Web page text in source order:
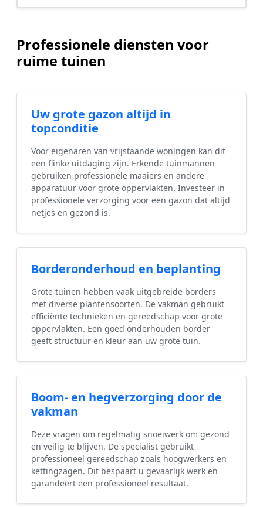
Professionele diensten voor
ruime tuinen
Uw grote gazon altijd in
topconditie
Voor eigenaren van vrijstaande woningen kan dit
een flinke uitdaging zijn. Erkende tuinmannen
gebruiken professionele maaiers en andere
apparatuur voor grote oppervlakten. Investeer in
professionele verzorging voor een gazon dat altijd
netjes en gezond is.
Borderonderhoud en beplanting
Grote tuinen hebben vaak uitgebreide borders
met diverse plantensoorten. De vakman gebruikt
efficiënte technieken en gereedschap voor grote
oppervlakten. Een goed onderhouden border
geeft structuur en kleur aan uw grote tuin.
Boom- en hegverzorging door de
vakman
Deze vragen om regelmatig snoeiwerk om gezond
en veilig te blijven. De specialist gebruikt
professioneel gereedschap zoals hoogwerkers en
kettingzagen. Dit bespaart u gevaarlijk werk en
garandeert een professioneel resultaat.